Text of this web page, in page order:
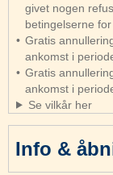
Info &
givet nogen
betingelserne
Gratis
ankomst i
Gratis
ankomst i
Se vilkår her